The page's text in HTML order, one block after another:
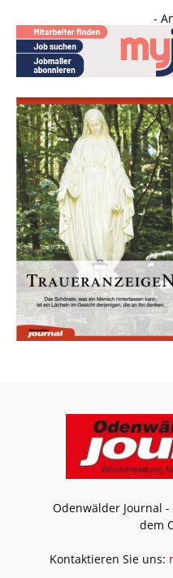
-
Odenwälder Journal
dem
Kontaktieren Sie uns: